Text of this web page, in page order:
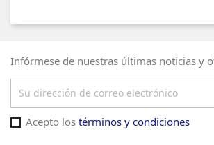
Infórmese de nuestras últimas noticias y
Acepto los términos y condiciones